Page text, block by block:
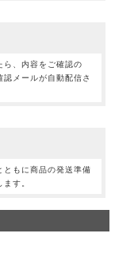
ら、内容をご確認の
メールが自動配信さ
ともに商品の発送準備
す。